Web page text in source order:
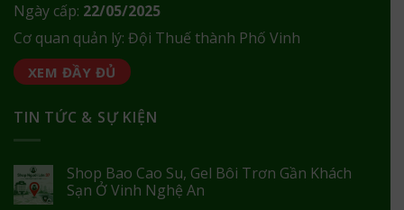
Ngày cấp: 22/05/2025
Cơ quan quản lý: Đội Thuế thành Phố Vinh
XEM ĐẦY ĐỦ
TIN TỨC & SỰ KIỆN
Shop Bao Cao Su, Gel Bôi Trơn Gần Khách
Sạn Ở Vinh Nghệ An